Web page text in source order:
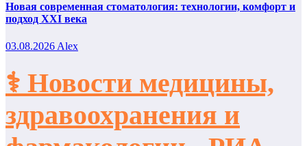
Новая современная стоматология: технологии, комфорт и
подход XXI века
03.08.2026 Alex
⚕️ Новости медицины,
здравоохранения и